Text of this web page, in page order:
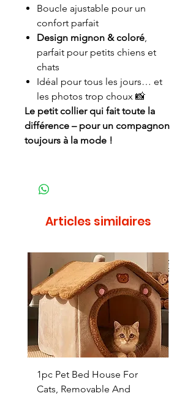
Boucle ajustable pour un
confort parfait
Design mignon & coloré,
parfait pour petits chiens et
chats
Idéal pour tous les jours… et
les photos trop choux 📸
Le petit collier qui fait toute la
différence – pour un compagnon
toujours à la mode !
Articles similaires
1pc Pet Bed House For
Cats, Removable And